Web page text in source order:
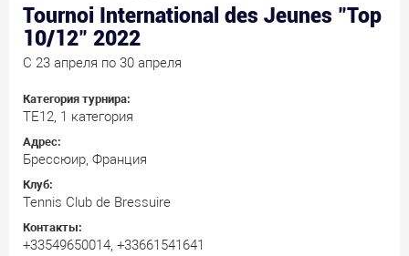
Tournoi International des Jeunes "Top
10/12" 2022
C 23 апреля по 30 апреля
Категория турнира:
ТЕ12, 1 категория
Адрес:
Брессюир, Франция
Клуб:
Tennis Club de Bressuire
Контакты:
+33549650014, +33661541641